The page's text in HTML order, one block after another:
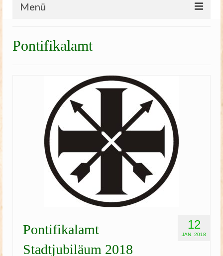
Menü
Bruderschaft
Kinderschützenfest
Schützenfest
Schießgruppe
Pontifikalamt
12
JAN. 2018
Pontifikalamt
Stadtjubiläum 2018